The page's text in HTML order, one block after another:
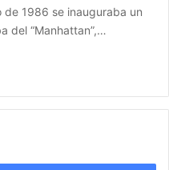
1986 se inauguraba un
del “Manhattan”,…